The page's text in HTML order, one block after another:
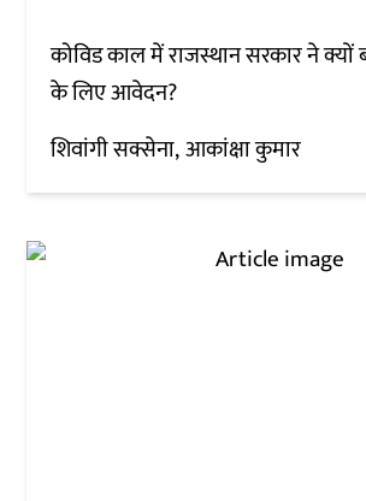
कोविड काल में राजस्थान सरकार ने क्यों
के लिए आवेदन?
शिवांगी सक्सेना आकांक्षा कुमार